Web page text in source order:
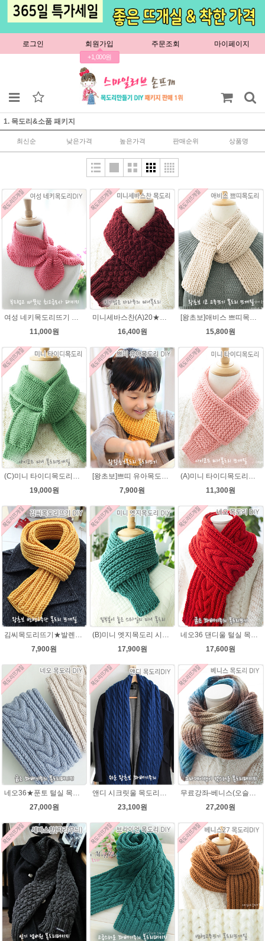
로그인 회원가입
+1,000원
주문조회 마이페이지
1. 목도리&소품 패키지
최신순 낮은가격 높은가격 판매순위 상품명
여성 네키목도리뜨기 그레이스메리노울 뜨개실 2볼 DIY
11,000원
미니세바스찬(A)20★시크릿울 목도리뜨기 뜨개질
16,400원
[왕초보]애비스 쁘띠목도리★발렌타인울 15코 DIY 목도리뜨개질
15,800원
(C)미니 타이디목도리★그레이스메리노울 미니목도리뜨기 아이코드 뜨개질
19,000원
[왕초보]쁘띠 유아목도리뜨기★발렌타인울 목도리 뜨개질
7,900원
(A)미니 타이디목도리★댄디울(유료강좌) 미니 머플러 아이코드 미니목도리뜨개질
11,300원
7,900원
17,900원
17,600원
네오36★푼토 털실 목도리뜨개질 손뜨개
27,000원
앤디 시크릿울 목도리뜨기 패키지
23,100원
무료강좌-베니스(오슬로울)목도리뜨기 DIY 패키지(줄바늘 포함) 그라데이션목도리
27,200원